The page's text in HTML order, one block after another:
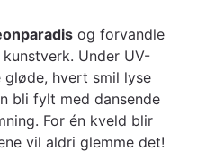
og forvandle
Under UV-
gløde, hvert smil lyse
bli fylt med dansende
For én kveld blir
vil aldri glemme det!